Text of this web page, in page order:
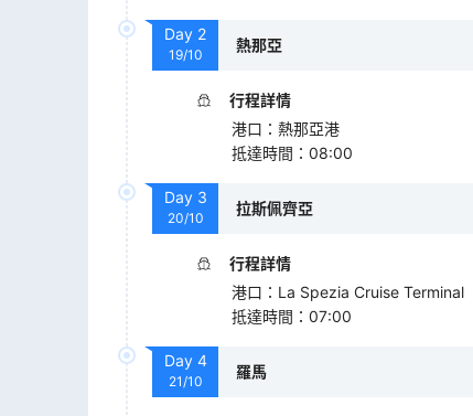
Day 2
19/10
熱那亞
行程詳情
港口 ： 熱那亞港
抵達時間 ： 08:00
Day 3
20/10
拉斯佩齊亞
行程詳情
港口 ： La Spezia Cruise Terminal
抵達時間 ： 07:00
Day 4
21/10
羅馬